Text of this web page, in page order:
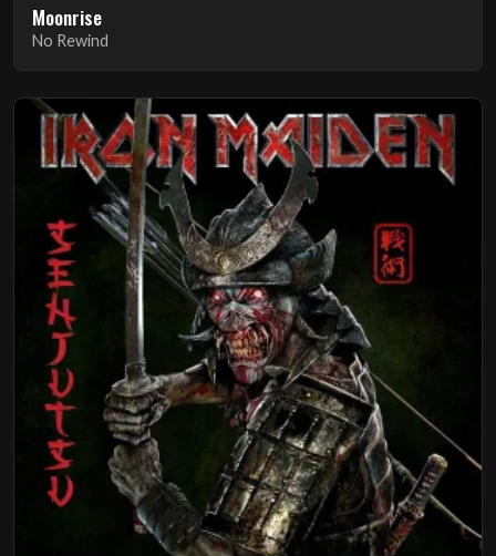
Moonrise
No Rewind